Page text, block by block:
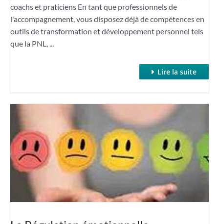
coachs et praticiens En tant que professionnels de
l'accompagnement, vous disposez déjà de compétences en
outils de transformation et développement personnel tels
que la PNL, ...
Lire la suite